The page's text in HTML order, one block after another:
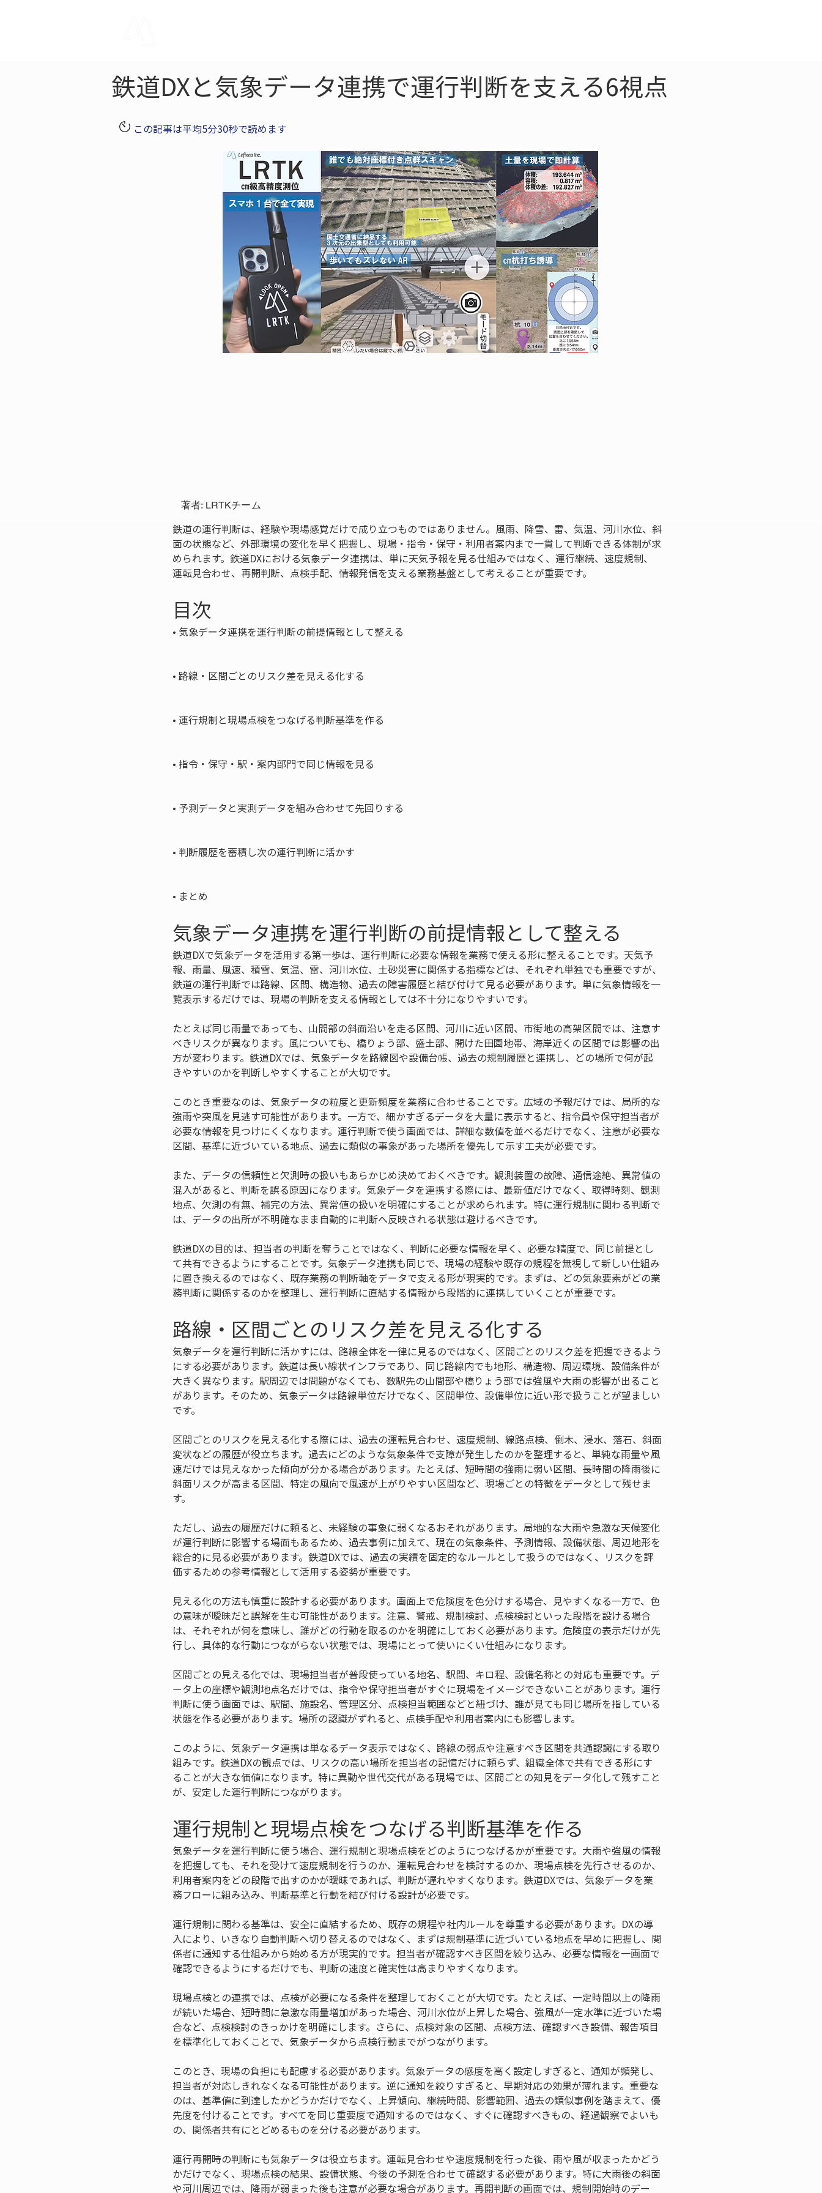
鉄道DXと気象データ連携で運行判断を支える6視点
この記事は平均5分30秒で読めます
著者: LRTKチーム
鉄道の運行判断は、経験や現場感覚だけで成り立つものではありません。風雨、降雪、雷、気温、河川水位、斜
面の状態など、外部環境の変化を早く把握し、現場・指令・保守・利用者案内まで一貫して判断できる体制が求
められます。鉄道DXにおける気象データ連携は、単に天気予報を見る仕組みではなく、運行継続、速度規制、
運転見合わせ、再開判断、点検手配、情報発信を支える業務基盤として考えることが重要です。
目次
• 気象データ連携を運行判断の前提情報として整える
• 路線・区間ごとのリスク差を見える化する
• 運行規制と現場点検をつなげる判断基準を作る
• 指令・保守・駅・案内部門で同じ情報を見る
• 予測データと実測データを組み合わせて先回りする
• 判断履歴を蓄積し次の運行判断に活かす
• まとめ
気象データ連携を運行判断の前提情報として整える
鉄道DXで気象データを活用する第一歩は、運行判断に必要な情報を業務で使える形に整えることです。天気予
報、雨量、風速、積雪、気温、雷、河川水位、土砂災害に関係する指標などは、それぞれ単独でも重要ですが、
鉄道の運行判断では路線、区間、構造物、過去の障害履歴と結び付けて見る必要があります。単に気象情報を一
覧表示するだけでは、現場の判断を支える情報としては不十分になりやすいです。
たとえば同じ雨量であっても、山間部の斜面沿いを走る区間、河川に近い区間、市街地の高架区間では、注意す
べきリスクが異なります。風についても、橋りょう部、盛土部、開けた田園地帯、海岸近くの区間では影響の出
方が変わります。鉄道DXでは、気象データを路線図や設備台帳、過去の規制履歴と連携し、どの場所で何が起
きやすいのかを判断しやすくすることが大切です。
このとき重要なのは、気象データの粒度と更新頻度を業務に合わせることです。広域の予報だけでは、局所的な
強雨や突風を見逃す可能性があります。一方で、細かすぎるデータを大量に表示すると、指令員や保守担当者が
必要な情報を見つけにくくなります。運行判断で使う画面では、詳細な数値を並べるだけでなく、注意が必要な
区間、基準に近づいている地点、過去に類似の事象があった場所を優先して示す工夫が必要です。
また、データの信頼性と欠測時の扱いもあらかじめ決めておくべきです。観測装置の故障、通信途絶、異常値の
混入があると、判断を誤る原因になります。気象データを連携する際には、最新値だけでなく、取得時刻、観測
地点、欠測の有無、補完の方法、異常値の扱いを明確にすることが求められます。特に運行規制に関わる判断で
は、データの出所が不明確なまま自動的に判断へ反映される状態は避けるべきです。
鉄道DXの目的は、担当者の判断を奪うことではなく、判断に必要な情報を早く、必要な精度で、同じ前提とし
て共有できるようにすることです。気象データ連携も同じで、現場の経験や既存の規程を無視して新しい仕組み
に置き換えるのではなく、既存業務の判断軸をデータで支える形が現実的です。まずは、どの気象要素がどの業
務判断に関係するのかを整理し、運行判断に直結する情報から段階的に連携していくことが重要です。
路線・区間ごとのリスク差を見える化する
気象データを運行判断に活かすには、路線全体を一律に見るのではなく、区間ごとのリスク差を把握できるよう
にする必要があります。鉄道は長い線状インフラであり、同じ路線内でも地形、構造物、周辺環境、設備条件が
大きく異なります。駅周辺では問題がなくても、数駅先の山間部や橋りょう部では強風や大雨の影響が出ること
があります。そのため、気象データは路線単位だけでなく、区間単位、設備単位に近い形で扱うことが望ましい
です。
区間ごとのリスクを見える化する際には、過去の運転見合わせ、速度規制、線路点検、倒木、浸水、落石、斜面
変状などの履歴が役立ちます。過去にどのような気象条件で支障が発生したのかを整理すると、単純な雨量や風
速だけでは見えなかった傾向が分かる場合があります。たとえば、短時間の強雨に弱い区間、長時間の降雨後に
斜面リスクが高まる区間、特定の風向で風速が上がりやすい区間など、現場ごとの特徴をデータとして残せま
す。
ただし、過去の履歴だけに頼ると、未経験の事象に弱くなるおそれがあります。局地的な大雨や急激な天候変化
が運行判断に影響する場面もあるため、過去事例に加えて、現在の気象条件、予測情報、設備状態、周辺地形を
総合的に見る必要があります。鉄道DXでは、過去の実績を固定的なルールとして扱うのではなく、リスクを評
価するための参考情報として活用する姿勢が重要です。
見える化の方法も慎重に設計する必要があります。画面上で危険度を色分けする場合、見やすくなる一方で、色
の意味が曖昧だと誤解を生む可能性があります。注意、警戒、規制検討、点検検討といった段階を設ける場合
は、それぞれが何を意味し、誰がどの行動を取るのかを明確にしておく必要があります。危険度の表示だけが先
行し、具体的な行動につながらない状態では、現場にとって使いにくい仕組みになります。
区間ごとの見える化では、現場担当者が普段使っている地名、駅間、キロ程、設備名称との対応も重要です。デ
ータ上の座標や観測地点名だけでは、指令や保守担当者がすぐに現場をイメージできないことがあります。運行
判断に使う画面では、駅間、施設名、管理区分、点検担当範囲などと紐づけ、誰が見ても同じ場所を指している
状態を作る必要があります。場所の認識がずれると、点検手配や利用者案内にも影響します。
このように、気象データ連携は単なるデータ表示ではなく、路線の弱点や注意すべき区間を共通認識にする取り
組みです。鉄道DXの観点では、リスクの高い場所を担当者の記憶だけに頼らず、組織全体で共有できる形にす
ることが大きな価値になります。特に異動や世代交代がある現場では、区間ごとの知見をデータ化して残すこと
が、安定した運行判断につながります。
運行規制と現場点検をつなげる判断基準を作る
気象データを運行判断に使う場合、運行規制と現場点検をどのようにつなげるかが重要です。大雨や強風の情報
を把握しても、それを受けて速度規制を行うのか、運転見合わせを検討するのか、現場点検を先行させるのか、
利用者案内をどの段階で出すのかが曖昧であれば、判断が遅れやすくなります。鉄道DXでは、気象データを業
務フローに組み込み、判断基準と行動を結び付ける設計が必要です。
運行規制に関わる基準は、安全に直結するため、既存の規程や社内ルールを尊重する必要があります。DXの導
入により、いきなり自動判断へ切り替えるのではなく、まずは規制基準に近づいている地点を早めに把握し、関
係者に通知する仕組みから始める方が現実的です。担当者が確認すべき区間を絞り込み、必要な情報を一画面で
確認できるようにするだけでも、判断の速度と確実性は高まりやすくなります。
現場点検との連携では、点検が必要になる条件を整理しておくことが大切です。たとえば、一定時間以上の降雨
が続いた場合、短時間に急激な雨量増加があった場合、河川水位が上昇した場合、強風が一定水準に近づいた場
合など、点検検討のきっかけを明確にします。さらに、点検対象の区間、点検方法、確認すべき設備、報告項目
を標準化しておくことで、気象データから点検行動までがつながります。
このとき、現場の負担にも配慮する必要があります。気象データの感度を高く設定しすぎると、通知が頻発し、
担当者が対応しきれなくなる可能性があります。逆に通知を絞りすぎると、早期対応の効果が薄れます。重要な
のは、基準値に到達したかどうかだけでなく、上昇傾向、継続時間、影響範囲、過去の類似事例を踏まえて、優
先度を付けることです。すべてを同じ重要度で通知するのではなく、すぐに確認すべきもの、経過観察でよいも
の、関係者共有にとどめるものを分ける必要があります。
運行再開時の判断にも気象データは役立ちます。運転見合わせや速度規制を行った後、雨や風が収まったかどう
かだけでなく、現場点検の結果、設備状態、今後の予測を合わせて確認する必要があります。特に大雨後の斜面
や河川周辺では、降雨が弱まった後も注意が必要な場合があります。再開判断の画面では、規制開始時のデー